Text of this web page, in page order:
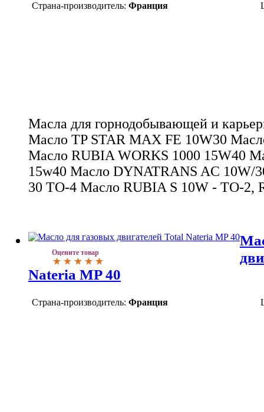
Страна-производитель: Франция
Масла для горнодобывающей и
Масло TP STAR MAX FE 10W30
Масло RUBIA WORKS 1000 15W40
15w40 Масло DYNATRANS AC 10W/
30 TO-4 Масло RUBIA S 10W - TO-
Оцените товар
Nateria MP 40
Страна-производитель: Франция